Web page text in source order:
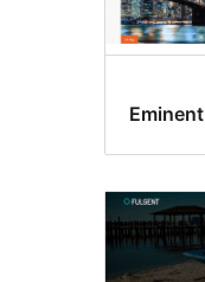
Eminent